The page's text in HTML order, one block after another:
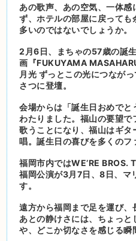
あの歌声、あの空気、一体
ず、ホテルの部屋に戻って
多いのではないでしょうか。
2月6日、まちゃの57歳の誕
画『FUKUYAMA
月光 ずっとこの光につなが
さつに登壇。
会場からは「誕生日おめでと
わたりました。福山の要望
歌うことになり、福山はギ
唱。誕生日の喜びを多くのフ
福岡市内ではWE’RE BROS.
福岡公演が3月7日、8日、マ
す。
遠方から福岡まで足を運び
あとの静けさには、ちょっと
や、どこか切なさを感じる瞬